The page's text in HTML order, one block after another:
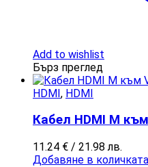
Add to wishlist
Бърз преглед
HDMI, HDMI
Кабел HDMI M
11.24 € / 21.98 лв.
Добавяне в количката